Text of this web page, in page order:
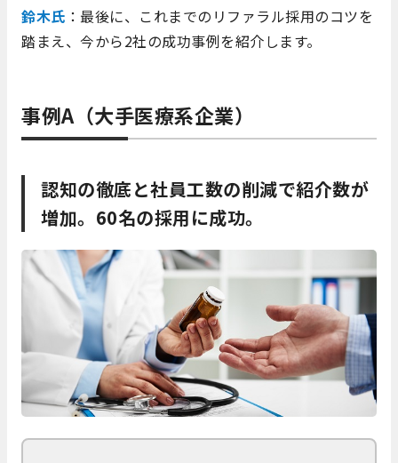
鈴木氏 ：最後に、これまでのリファラル採用のコツを
踏まえ、今から2社の成功事例を紹介します。
事例A（大手医療系企業）
認知の徹底と社員工数の削減で紹介数が
増加。60名の採用に成功。